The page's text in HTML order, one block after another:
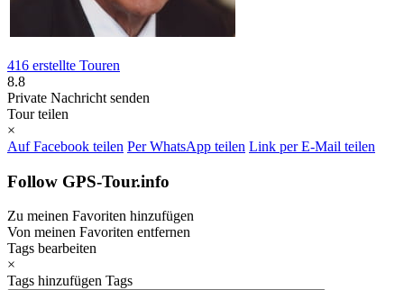
416 erstellte Touren
8.8
Private Nachricht senden
Tour teilen
×
Auf Facebook teilen Per WhatsApp teilen Link per E-Mail teilen
Follow GPS-Tour.info
Zu meinen Favoriten hinzufügen
Von meinen Favoriten entfernen
Tags bearbeiten
×
Tags hinzufügen Tags